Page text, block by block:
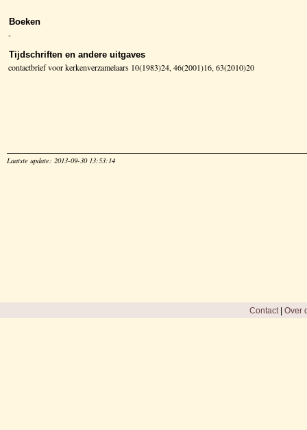
Boeken
-
Tijdschriften en andere uitgaves
contactbrief voor kerkenverzamelaars 10(1983)24, 46(2001)16, 63(2010)20
Laatste update: 2013-09-30 13:53:14
Contact| Over